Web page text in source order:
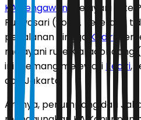
KA Bengawan melayani rute
Purwosari (Solo). Kereta ini
perjalanan hingga Kediri .
melayani rute Kiaracondong
ini memang melewati Kediri,
dari Jakarta.
Artinya, penumpang dari